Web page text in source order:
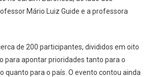
Mário Luiz Guide e a professora
de 200 participantes, divididos em oito
para apontar prioridades tanto para o
quanto para o país. O evento contou ainda